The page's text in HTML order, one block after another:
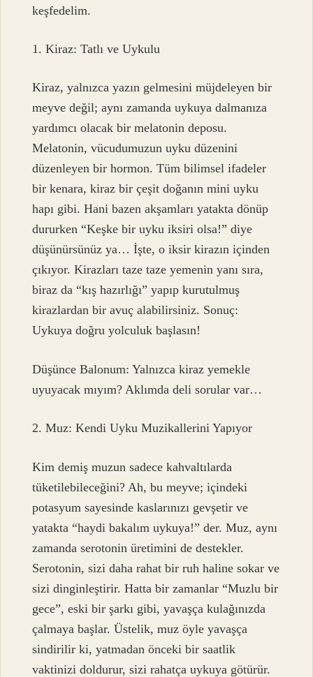
keşfedelim.
1. Kiraz: Tatlı ve Uykulu
Kiraz, yalnızca yazın gelmesini müjdeleyen bir
meyve değil; aynı zamanda uykuya dalmanıza
yardımcı olacak bir melatonin deposu.
Melatonin, vücudumuzun uyku düzenini
düzenleyen bir hormon. Tüm bilimsel ifadeler
bir kenara, kiraz bir çeşit doğanın mini uyku
hapı gibi. Hani bazen akşamları yatakta dönüp
dururken “Keşke bir uyku iksiri olsa!” diye
düşünürsünüz ya… İşte, o iksir kirazın içinden
çıkıyor. Kirazları taze taze yemenin yanı sıra,
biraz da “kış hazırlığı” yapıp kurutulmuş
kirazlardan bir avuç alabilirsiniz. Sonuç:
Uykuya doğru yolculuk başlasın!
Düşünce Balonum: Yalnızca kiraz yemekle
uyuyacak mıyım? Aklımda deli sorular var…
2. Muz: Kendi Uyku Muzikallerini Yapıyor
Kim demiş muzun sadece kahvaltılarda
tüketilebileceğini? Ah, bu meyve; içindeki
potasyum sayesinde kaslarınızı gevşetir ve
yatakta “haydi bakalım uykuya!” der. Muz, aynı
zamanda serotonin üretimini de destekler.
Serotonin, sizi daha rahat bir ruh haline sokar ve
sizi dinginleştirir. Hatta bir zamanlar “Muzlu bir
gece”, eski bir şarkı gibi, yavaşça kulağınızda
çalmaya başlar. Üstelik, muz öyle yavaşça
sindirilir ki, yatmadan önceki bir saatlik
vaktinizi doldurur, sizi rahatça uykuya götürür.